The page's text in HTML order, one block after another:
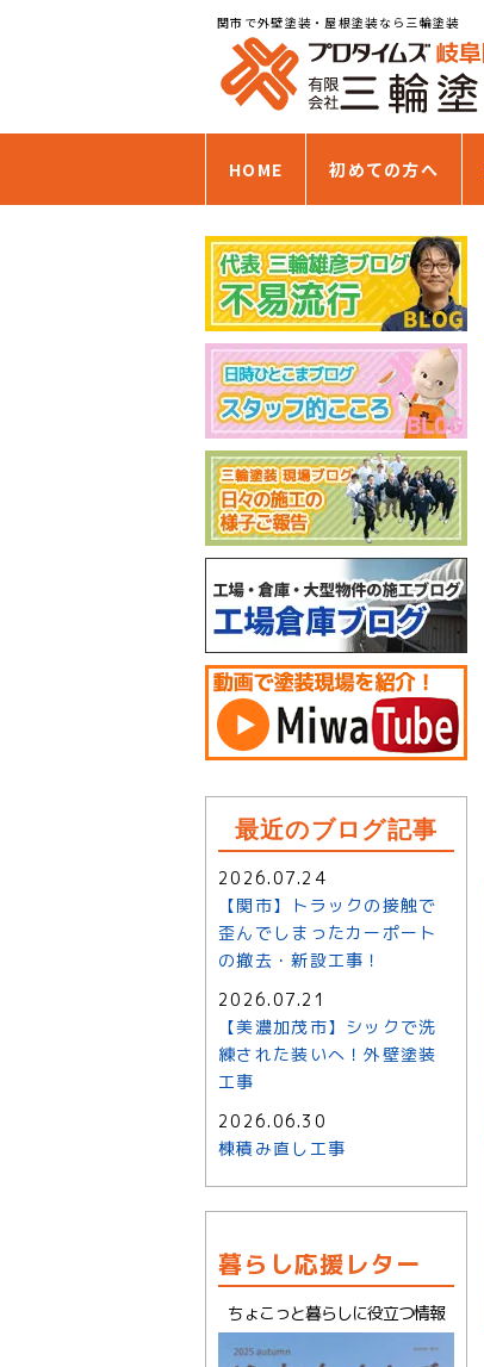
関市で外壁塗装・屋根塗装なら三輪塗装
HOME 初めての方へ
最近のブログ記事
2026.07.24
【関市】トラックの接触で
歪んでしまったカーポート
の撤去・新設工事！
2026.07.21
【美濃加茂市】シックで洗
練された装いへ！外壁塗装
工事
2026.06.30
棟積み直し工事
暮らし応援レター
ちょこっと暮らしに役立つ情報